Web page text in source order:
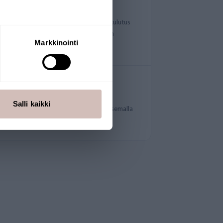
Markkinointi
Salli kaikki
käyttää
yhteenlaskettu sähkönkulutus
kWh / 1 000 litraa. Energiankulutukseen
myönnetty Avainlippu-merkki. Valitsemalla
ja osaamista.